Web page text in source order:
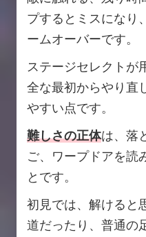
プするとミスになり
ームオーバーです。
ステージセレクトが
全な最初からやり直
やすい点です。
難しさの正体は、落
ご、ワープドアを読
とです。
初見では、解けると
道だったり、普通の